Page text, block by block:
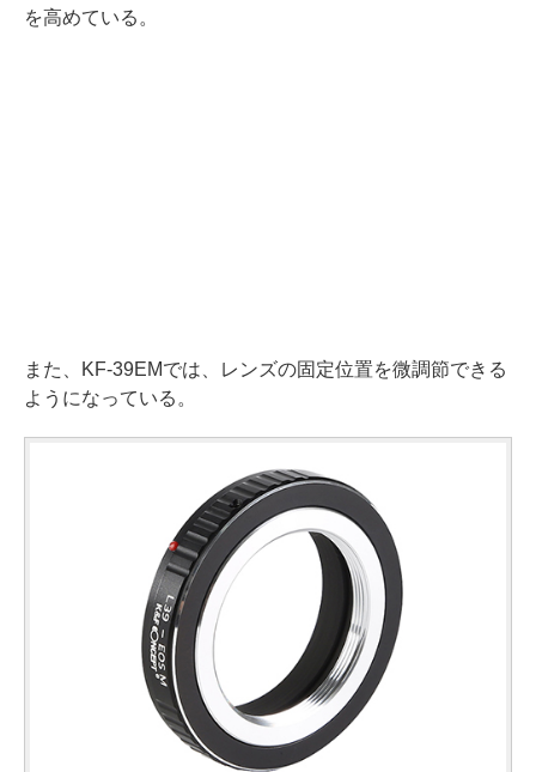
を高めている。
また、KF-39EMでは、レンズの固定位置を微調節できる
ようになっている。